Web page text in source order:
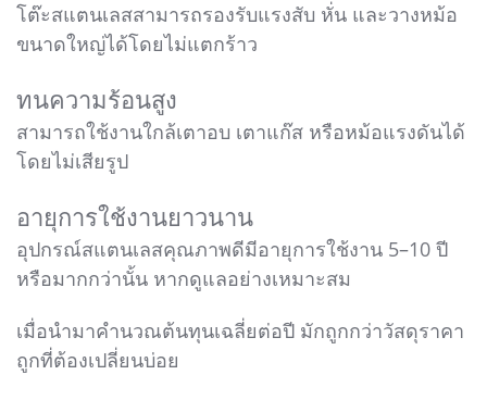
โต๊ะสแตนเลสสามารถรองรับแรงสับ หั่น และวางหม้อ
ขนาดใหญ่ได้โดยไม่แตกร้าว
ทนความร้อนสูง
สามารถใช้งานใกล้เตาอบ เตาแก๊ส หรือหม้อแรงดันได้
โดยไม่เสียรูป
อายุการใช้งานยาวนาน
อุปกรณ์สแตนเลสคุณภาพดีมีอายุการใช้งาน 5–10 ปี
หรือมากกว่านั้น หากดูแลอย่างเหมาะสม
เมื่อนำมาคำนวณต้นทุนเฉลี่ยต่อปี มักถูกกว่าวัสดุราคา
ถูกที่ต้องเปลี่ยนบ่อย